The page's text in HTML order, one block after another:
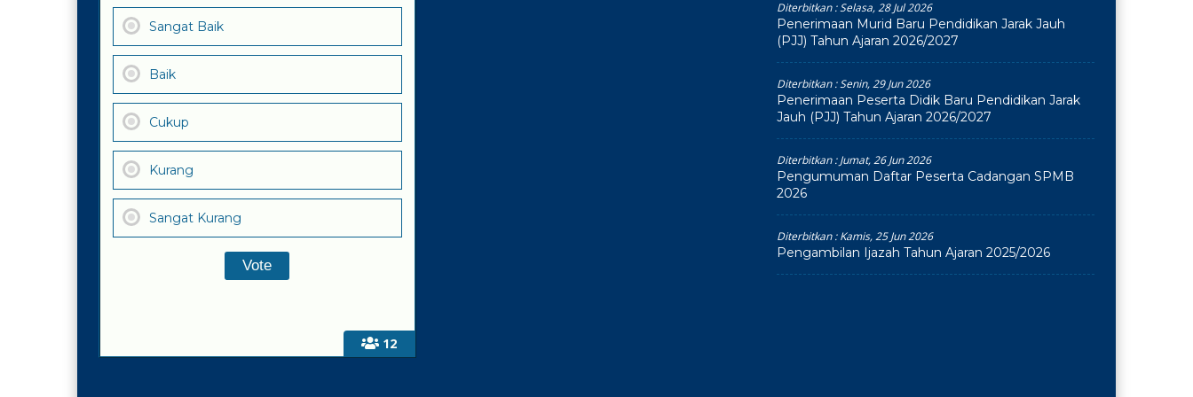
12
Sangat Baik
Baik
Cukup
Kurang
Sangat Kurang
Diterbitkan :Selasa, 28 Jul 2026
Penerimaan Murid Baru Pendidikan Jarak Jauh
(PJJ) Tahun Ajaran 2026/2027
Diterbitkan :Senin, 29 Jun 2026
Penerimaan Peserta Didik Baru Pendidikan Jarak
Jauh (PJJ) Tahun Ajaran 2026/2027
Diterbitkan :Jumat, 26 Jun 2026
Pengumuman Daftar Peserta Cadangan SPMB
2026
Diterbitkan :Kamis, 25 Jun 2026
Pengambilan Ijazah Tahun Ajaran 2025/2026